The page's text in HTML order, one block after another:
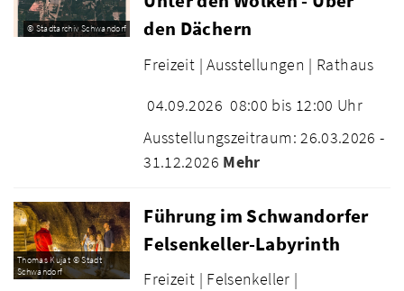
© Stadtarchiv Schwandorf
den Dächern
Freizeit | Ausstellungen | Rathaus
04.09.2026 08:00 bis 12:00 Uhr
Ausstellungszeitraum: 26.03.2026 -
31.12.2026 Mehr
Thomas Kujat © Stadt
Schwandorf
Führung im Schwandorfer
Felsenkeller-Labyrinth
Freizeit | Felsenkeller |